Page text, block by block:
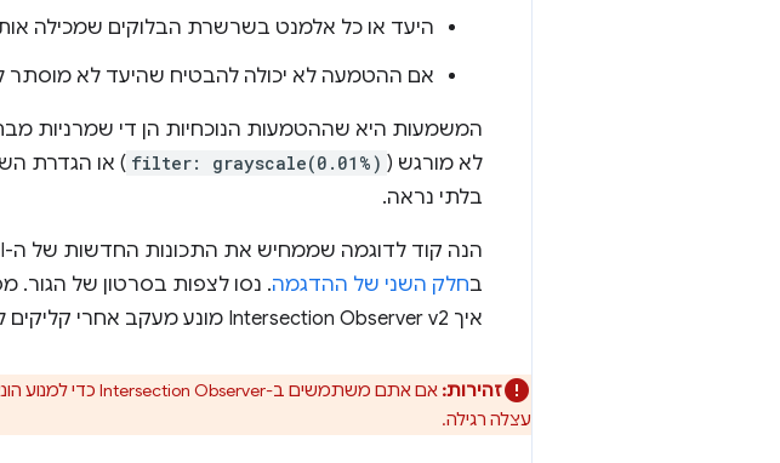
היעד או כל אלמנט בשרשרת הבלוקים שמכילה
אם ההטמעה לא יכולה להבטיח שהיעד לא מוסתר
המשמעות היא שההטמעות הנוכחיות הן די שמרניות
לא מורגש ( filter: grayscale(0.01%) ) או הגדרת
בלתי נראה.
בחלק השני של ההדגמה. נסו לצפות בסרטון של הגור.
איך Intersection Observer v2 מונע מעקב אחרי קליקים לא לגיטימיים על מודעות. ‫Intersection Observer v2 מגן עלינו.
זהירות: אם אתם משתמשים ב-Intersection Observer כדי למנוע הונאת קליקים, אל תגדירו את
עצלה רגילה.